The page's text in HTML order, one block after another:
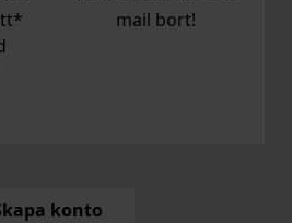
mail bort!
konto